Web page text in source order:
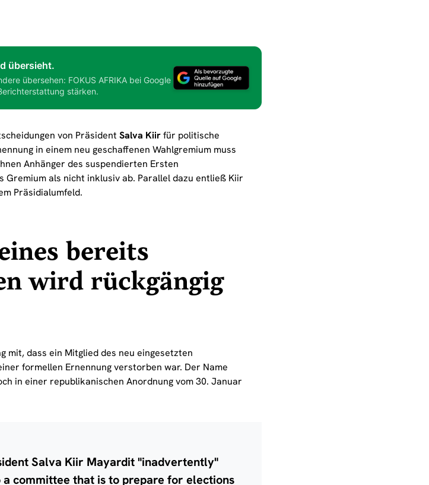
übersieht.
übersehen: FOKUS AFRIKA bei Google
stärken.
von Präsident Salva Kiirfür politische
in einem neu geschaffenen Wahlgremium muss
Anhänger des suspendierten Ersten
Gremium als nicht inklusiv ab. Parallel dazu entließ Kiir
Präsidialumfeld.
bereits
wird rückgängig
mit, dass ein Mitglied des neu eingesetzten
formellen Ernennung verstorben war. Der Name
in einer republikanischen Anordnung vom 30. Januar
Salva Kiir Mayardit "inadvertently"
a committee that is to prepare for elections